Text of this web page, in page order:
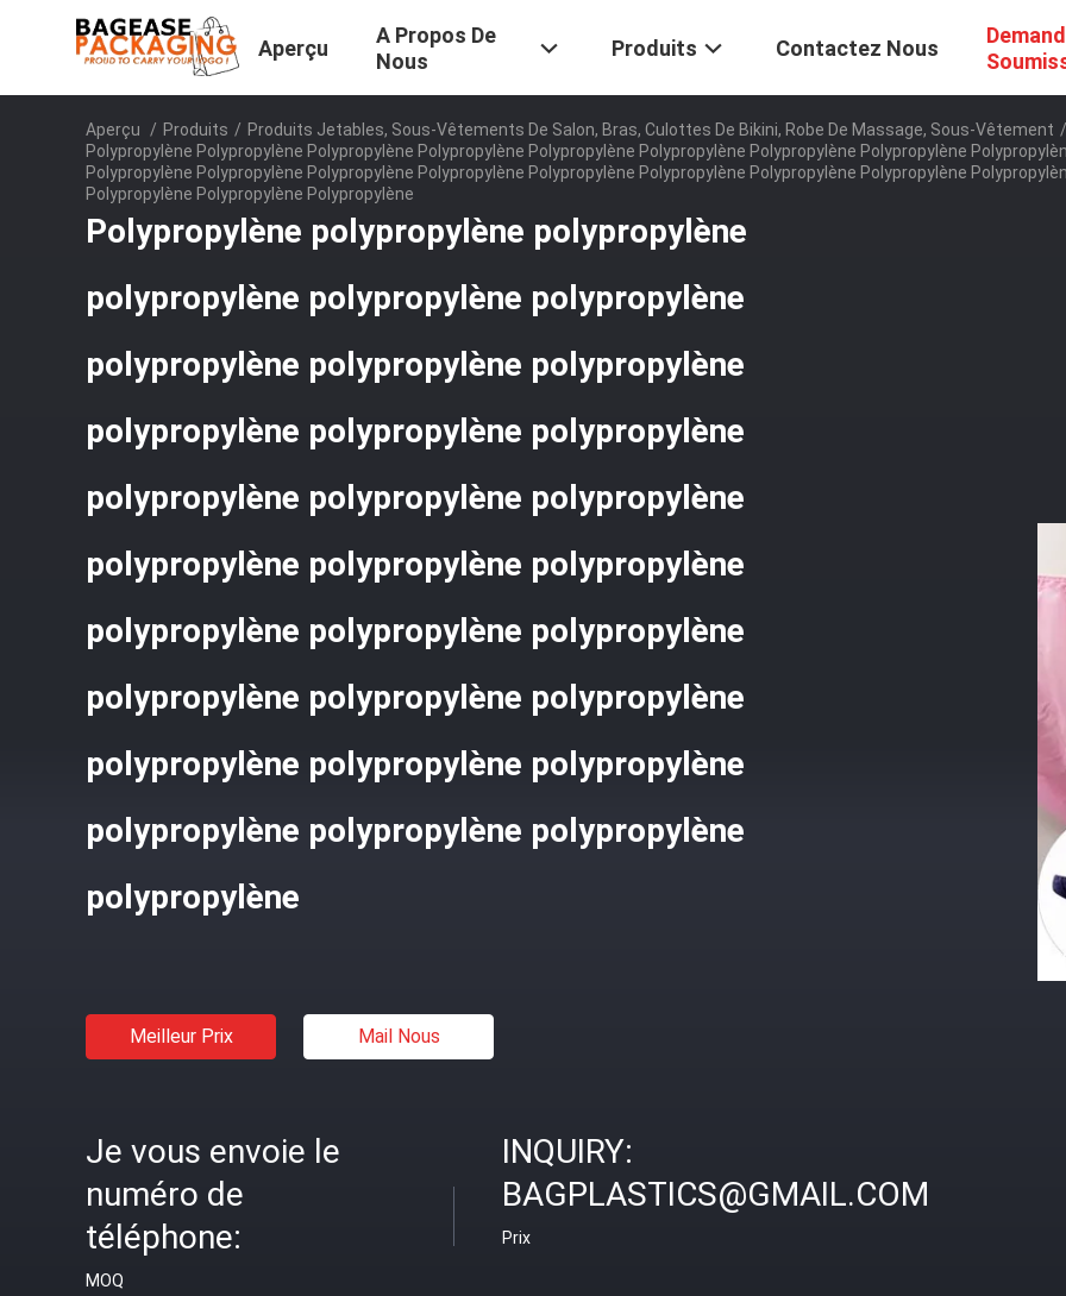
Aperçu
A Propos De
Nous
Produits Contactez Nous
Aperçu / Produits / Produits Jetables, Sous-Vêtements De Salon, Bras, Culottes De Bikini, Robe De Massage, Sous-Vêtement /
Polypropylène Polypropylène Polypropylène Polypropylène Polypropylène Polypropylène Polypropylène Polypropylène
Polypropylène Polypropylène Polypropylène Polypropylène Polypropylène Polypropylène Polypropylène Polypropylène
Polypropylène Polypropylène Polypropylène
Polypropylène polypropylène polypropylène
polypropylène polypropylène polypropylène
polypropylène polypropylène polypropylène
polypropylène polypropylène polypropylène
polypropylène polypropylène polypropylène
polypropylène polypropylène polypropylène
polypropylène polypropylène polypropylène
polypropylène polypropylène polypropylène
polypropylène polypropylène polypropylène
polypropylène polypropylène polypropylène
polypropylène
Meilleur Prix Mail Nous
Je vous envoie le
numéro de
téléphone:
MOQ
INQUIRY:
BAGPLASTICS@GMAIL.COM
Prix